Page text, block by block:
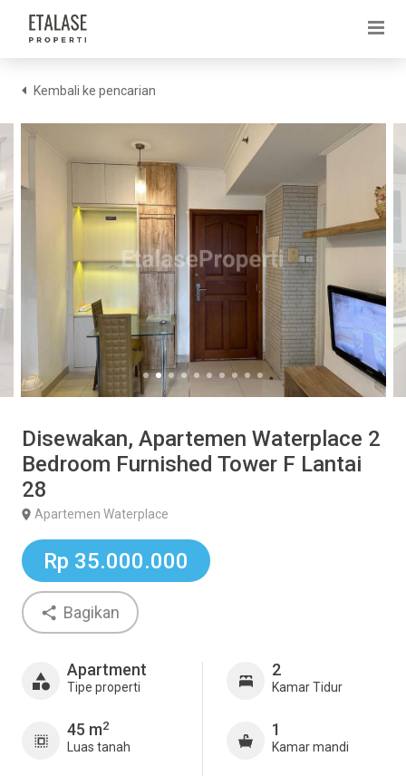
Kembali ke pencarian
Disewakan, Apartemen Waterplace 2
Bedroom Furnished Tower F Lantai
28
Apartemen Waterplace
Rp 35.000.000
Bagikan
Apartment
Tipe properti
45 m2
Luas tanah
2
Kamar Tidur
1
Kamar mandi